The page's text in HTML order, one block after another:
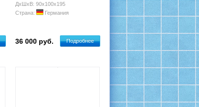
ДхШхВ: 90х100х195
Страна:
Германия
36 000 руб. Подробнее